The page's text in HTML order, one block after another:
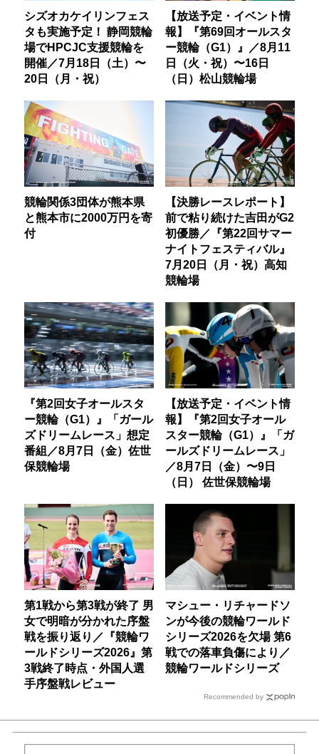
シズオカケイリンフェス
タも実施予定！ 静岡競輪
場でHPCJC支援競輪を
開催／7月18日（土）〜
20日（月・祝）
【放送予定・イベント情
報】『第69回オールスタ
ー競輪（G1）』／8月11
日（火・祝）〜16日
（日）松山競輪場
競輪関係3団体が熊本県
と熊本市に2000万円を寄
付
【決勝レースレポート】
前で粘り続けた吉田がG2
初優勝／『第22回サマー
ナイトフェスティバル』
7月20日（月・祝）高知
競輪場
『第2回女子オールスタ
ー競輪（G1）』「ガール
ズドリームレース」想定
番組／8月7日（金）佐世
保競輪場
【放送予定・イベント情
報】『第2回女子オール
スター競輪（G1）』「ガ
ールズドリームレース」
／8月7日（金）〜9日
（日） 佐世保競輪場
第1戦から第3戦が終了 男
女で明暗が分かれた序盤
戦を振り返り／『競輪ワ
ールドシリーズ2026』第
3戦終了時点・外国人選
手序盤戦レビュー
マシュー・リチャードソ
ンが今後の競輪ワールド
シリーズ2026を欠場 第6
戦での落車負傷により／
競輪ワールドシリーズ
Recommended by